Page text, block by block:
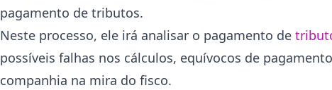
pagamento de tributos.
Neste processo, ele irá analisar o pagamento de
possíveis falhas nos cálculos, equívocos de
companhia na mira do fisco.